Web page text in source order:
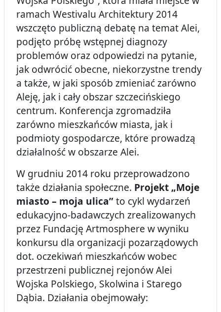
ramach Westivalu Architektury 2014
wszczęto publiczną debatę na temat Alei,
podjęto próbę wstępnej diagnozy
problemów oraz odpowiedzi na pytanie,
jak odwrócić obecne, niekorzystne trendy
a także, w jaki sposób zmieniać zarówno
Aleję, jak i cały obszar szczecińskiego
centrum. Konferencja zgromadziła
zarówno mieszkańców miasta, jak i
podmioty gospodarcze, które prowadzą
działalność w obszarze Alei.
W grudniu 2014 roku przeprowadzono
także działania społeczne. Projekt „Moje
miasto – moja ulica”to cykl wydarzeń
edukacyjno-badawczych zrealizowanych
przez Fundację Artmosphere w wyniku
konkursu dla organizacji pozarządowych
dot. oczekiwań mieszkańców wobec
przestrzeni publicznej rejonów Alei
Wojska Polskiego, Skolwina i Starego
Dąbia. Działania obejmowały: